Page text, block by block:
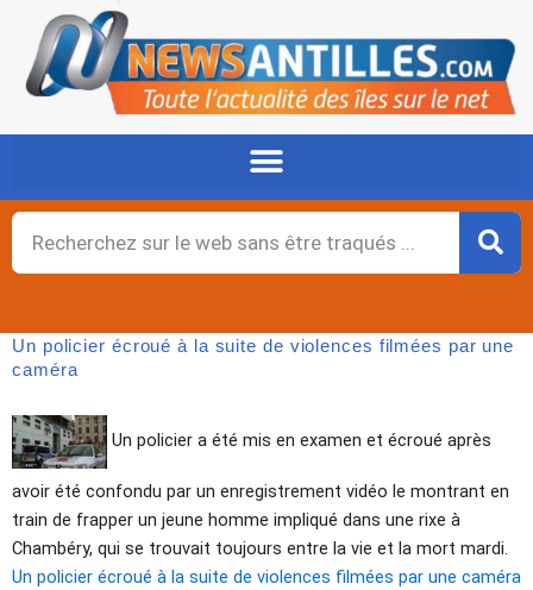
contenu
Rechercher
Un policier écroué à la suite de violences filmées par une
caméra
Un policier a été mis en examen et écroué après
avoir été confondu par un enregistrement vidéo le montrant en
train de frapper un jeune homme impliqué dans une rixe à
Chambéry, qui se trouvait toujours entre la vie et la mort mardi.
Un policier écroué à la suite de violences filmées par une caméra